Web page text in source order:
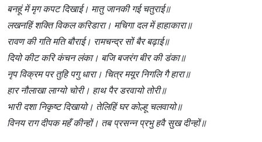
बनहूं में मृग कपट दिखाई। मातु जानकी गई चतुराई॥
लखनहिं शक्ति विकल करिडारा। मचिगा दल में हाहाकारा॥
रावण की गति मति बौराई। रामचन्द्र सों बैर बढ़ाई॥
दियो कीट करि कंचन लंका। बजि बजरंग बीर की डंका॥
नृप विक्रम पर तुहि पगु धारा। चित्र मयूर निगलि गै हारा॥
हार नौलाखा लाग्यो चोरी। हाथ पैर डरवायो तोरी॥
भारी दशा निकृष्ट दिखायो। तेलिहिं घर कोल्हू चलवायो॥
विनय राग दीपक महँ कीन्हों। तब प्रसन्न प्रभु हवै सुख दीन्हों॥